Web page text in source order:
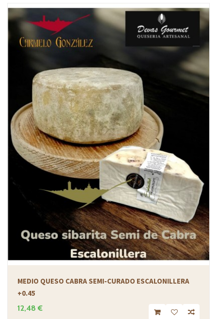
MEDIO QUESO CABRA SEMI-CURADO ESCALONILLERA
+0.45
12,48 €